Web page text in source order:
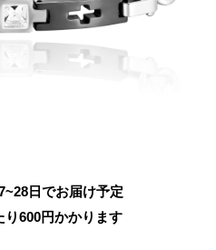
日でお届け予定
り600円かかります